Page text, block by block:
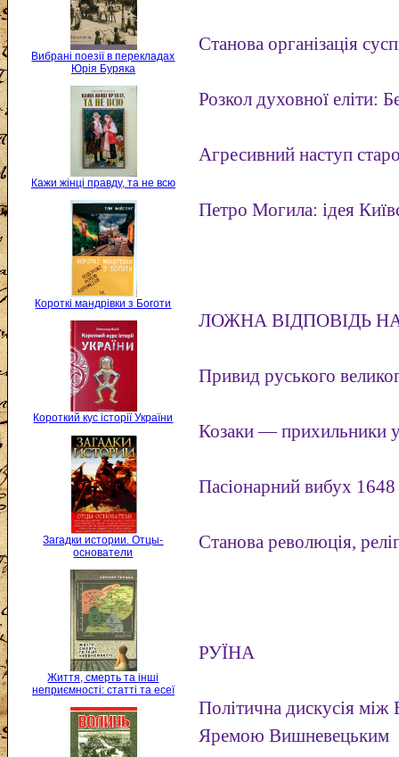
Вибрані поезії в перекладах
Юрія Буряка
Кажи жінці правду, та не всю
Короткі мандрівки з Боготи
Короткий кус історії України
Загадки истории. Отцы-
основатели
Життя, смерть та інші
неприємності: статті та есеї
Станова організація
Розкол духовної еліти:
Агресивний наступ
Петро Могила: ідея
ЛОЖНА ВІДПОВІДЬ
Привид руського
Козаки — прихильники
Пасіонарний вибух
Станова революція,
РУЇНА
Політична дискусія
Яремою Вишневецьким